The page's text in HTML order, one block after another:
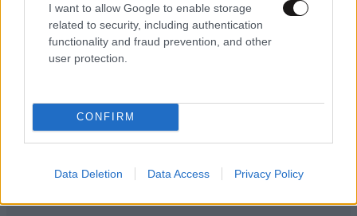
I want to allow Google to enable storage
related to security, including authentication
functionality and fraud prevention, and other
user protection.
CONFIRM
Data Deletion Data Access Privacy Policy
Δηλαδή αξιοπρέπεια...
Απαντήστε